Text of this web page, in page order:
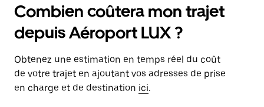
Combien coûtera mon trajet
depuis Aéroport LUX ?
Obtenez une estimation en temps réel du coût
de votre trajet en ajoutant vos adresses de prise
en charge et de destination ici.